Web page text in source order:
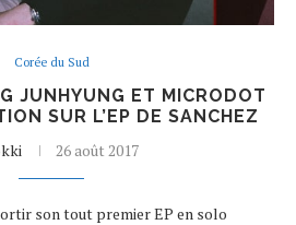
Corée du Sud
JUNHYUNG ET MICRODOT
SUR L’EP DE SANCHEZ
26 août 2017
son tout premier EP en solo